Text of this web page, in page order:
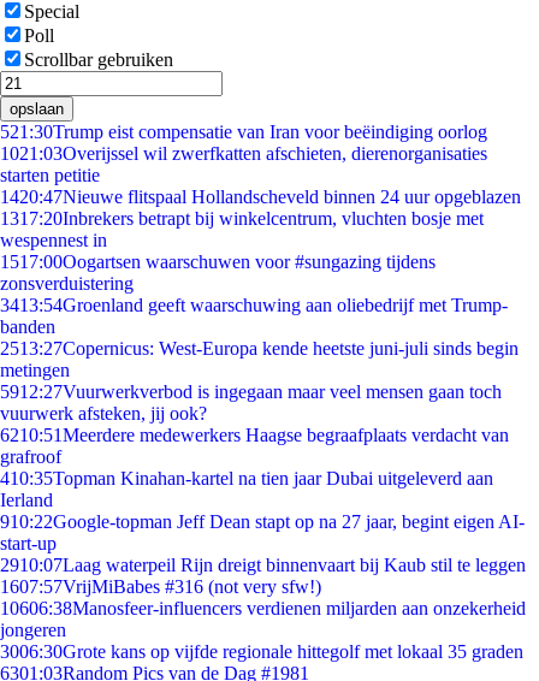
Special
Poll
Scrollbar gebruiken
opslaan
521:30Trump eist compensatie van Iran voor beëindiging oorlog
1021:03Overijssel wil zwerfkatten afschieten, dierenorganisaties
starten petitie
1420:47Nieuwe flitspaal Hollandscheveld binnen 24 uur opgeblazen
1317:20Inbrekers betrapt bij winkelcentrum, vluchten bosje met
wespennest in
1517:00Oogartsen waarschuwen voor #sungazing tijdens
zonsverduistering
3413:54Groenland geeft waarschuwing aan oliebedrijf met Trump-
banden
2513:27Copernicus: West-Europa kende heetste juni-juli sinds begin
metingen
5912:27Vuurwerkverbod is ingegaan maar veel mensen gaan toch
vuurwerk afsteken, jij ook?
6210:51Meerdere medewerkers Haagse begraafplaats verdacht van
grafroof
410:35Topman Kinahan-kartel na tien jaar Dubai uitgeleverd aan
Ierland
910:22Google-topman Jeff Dean stapt op na 27 jaar, begint eigen AI-
start-up
2910:07Laag waterpeil Rijn dreigt binnenvaart bij Kaub stil te leggen
1607:57VrijMiBabes #316 (not very sfw!)
10606:38Manosfeer-influencers verdienen miljarden aan onzekerheid
jongeren
3006:30Grote kans op vijfde regionale hittegolf met lokaal 35 graden
6301:03Random Pics van de Dag #1981